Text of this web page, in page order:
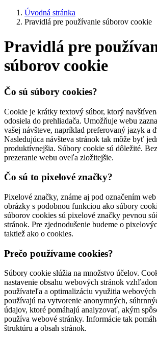
Úvodná stránka
Pravidlá pre používanie súborov cookie
Pravidlá pre
súborov cookie
Čo sú súbory cookies?
Cookie je krátky textový súbor, ktorý
odosiela do prehliadača. Umožňuje webu
vašej návšteve, napríklad preferovaný jazyk a
Nasledujúca návšteva stránok tak môže byť
produktívnejšia. Súbory cookie sú dôležité.
prezeranie webu oveľa zložitejšie.
Čo sú to pixelové značky?
Pixelové značky, známe aj pod označením
obrázky s podobnou funkciou ako súbory
súborov cookies sú pixelové značky pevnou
stránok. Pre zjednodušenie budeme o
taktiež ako o cookies.
Prečo používame cookies?
Súbory cookie slúžia na množstvo účelov.
nastavenie obsahu webových stránok
používateľa a optimalizáciu využitia webových
používajú na vytvorenie anonymných,
údajov, ktoré pomáhajú analyzovať, akým
používa webové stránky. Informácie tak
štruktúru a obsah stránok.